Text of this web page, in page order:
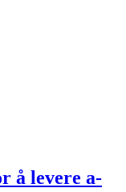
å levere a-